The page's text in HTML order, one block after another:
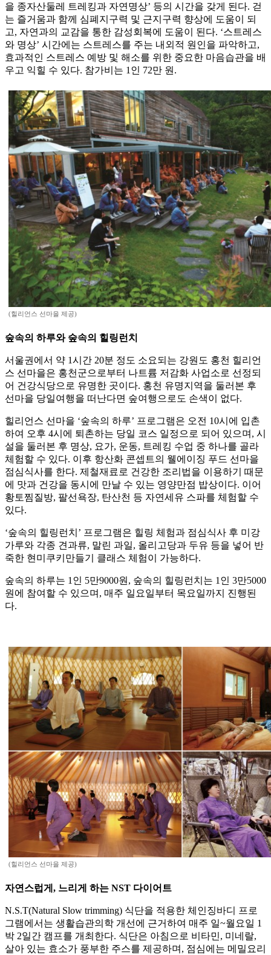
을 종자산둘레 트레킹과 자연명상’ 등의 시간을 갖게 된다. 걷
는 즐거움과 함께 심폐지구력 및 근지구력 향상에 도움이 되
고, 자연과의 교감을 통한 감성회복에 도움이 된다. ‘스트레스
와 명상’ 시간에는 스트레스를 주는 내외적 원인을 파악하고,
효과적인 스트레스 예방 및 해소를 위한 중요한 마음습관을 배
우고 익힐 수 있다. 참가비는 1인 72만 원.
(힐리언스 선마을 제공)
숲속의 하루와 숲속의 힐링런치
서울권에서 약 1시간 20분 정도 소요되는 강원도 홍천 힐리언
스 선마을은 홍천군으로부터 나트륨 저감화 사업소로 선정되
어 건강식당으로 유명한 곳이다. 홍천 유명지역을 둘러본 후
선마을 당일여행을 떠난다면 숲여행으로도 손색이 없다.
힐리언스 선마을 ‘숲속의 하루’ 프로그램은 오전 10시에 입촌
하여 오후 4시에 퇴촌하는 당일 코스 일정으로 되어 있으며, 시
설을 둘러본 후 명상, 요가, 운동, 트레킹 수업 중 하나를 골라
체험할 수 있다. 이후 항산화 콘셉트의 웰에이징 푸드 선마을
점심식사를 한다. 제철재료로 건강한 조리법을 이용하기 때문
에 맛과 건강을 동시에 만날 수 있는 영양만점 밥상이다. 이어
황토찜질방, 팔선욕장, 탄산천 등 자연세유 스파를 체험할 수
있다.
‘숲속의 힐링런치’ 프로그램은 힐링 체험과 점심식사 후 미강
가루와 각종 견과류, 말린 과일, 올리고당과 두유 등을 넣어 반
죽한 현미쿠키만들기 클래스 체험이 가능하다.
숲속의 하루는 1인 5만9000원, 숲속의 힐링런치는 1인 3만5000
원에 참여할 수 있으며, 매주 일요일부터 목요일까지 진행된
다.
(힐리언스 선마을 제공)
자연스럽게, 느리게 하는 NST 다이어트
N.S.T(Natural Slow trimming) 식단을 적용한 체인징바디 프로
그램에서는 생활습관의학 개선에 근거하여 매주 일~월요일 1
박 2일간 캠프를 개최한다. 식단은 아침으로 비타민, 미네랄,
살아 있는 효소가 풍부한 주스를 제공하며, 점심에는 메밀요리